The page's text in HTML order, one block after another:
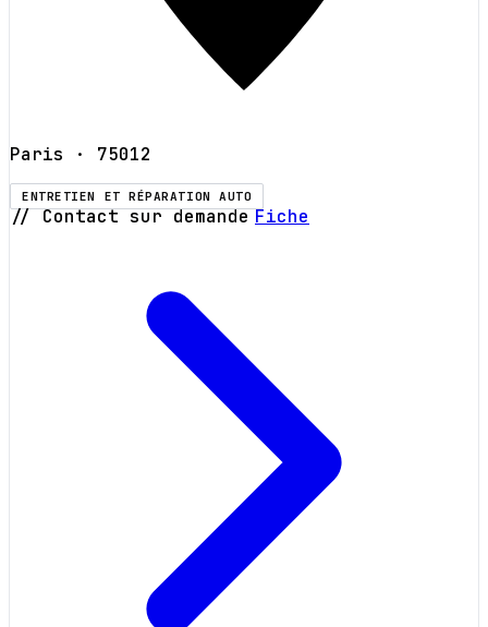
Paris · 75012
ENTRETIEN ET RÉPARATION AUTO
// Contact sur demande Fiche